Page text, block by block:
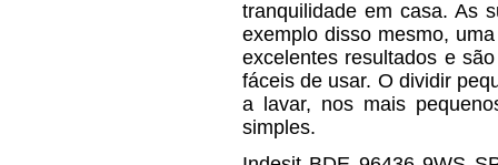
tranquilidade em casa. As
exemplo disso mesmo,
excelentes resultados e
fáceis de usar. O dividir
a lavar, nos mais
simples.